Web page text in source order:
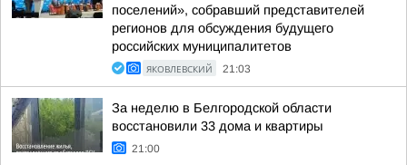
поселений», собравший представителей
регионов для обсуждения будущего
российских муниципалитетов
ЯКОВЛЕВСКИЙ 21:03
За неделю в Белгородской области
восстановили 33 дома и квартиры
21:00